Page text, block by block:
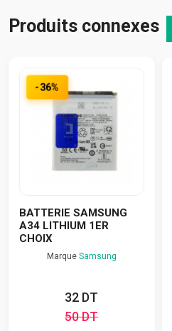
Produits connexes
-36%
BATTERIE SAMSUNG
A34 LITHIUM 1ER
CHOIX
Marque Samsung
32 DT
50 DT